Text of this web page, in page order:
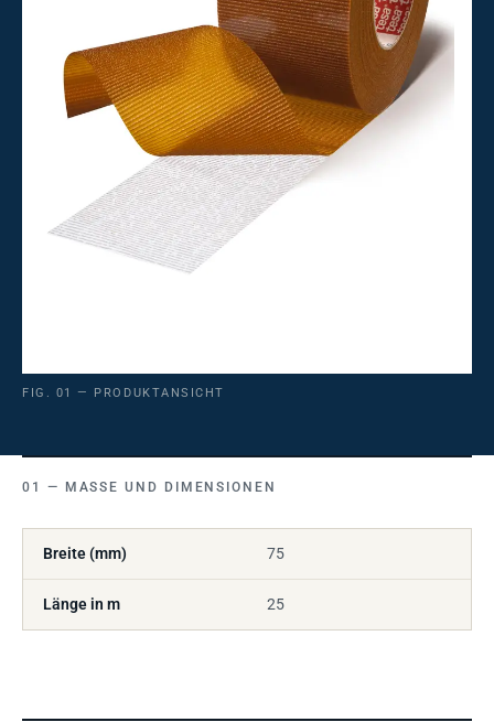
FIG. 01 — PRODUKTANSICHT
MASSE UND DIMENSIONEN
Breite (mm) 75
Länge in m 25